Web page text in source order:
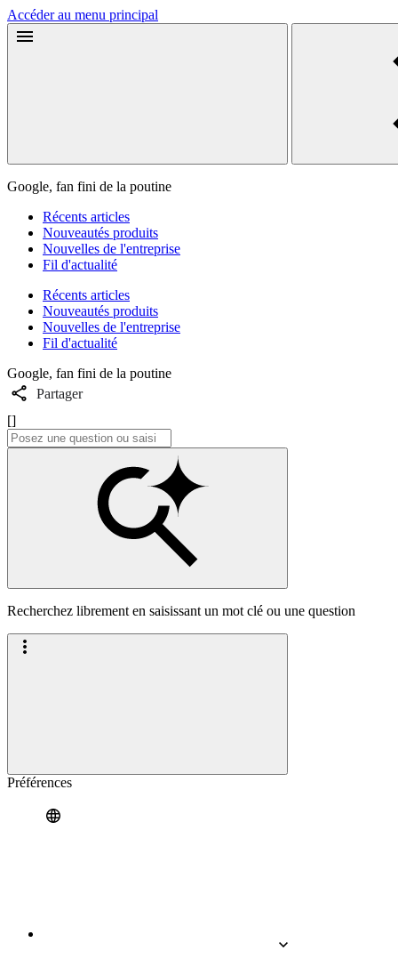
Accéder au menu principal
Google, fan fini de la poutine
Récents articles
Nouveautés produits
Nouvelles de l'entreprise
Fil d'actualité
Récents articles
Nouveautés produits
Nouvelles de l'entreprise
Fil d'actualité
Google, fan fini de la poutine
Partager
[]
Recherchez librement en saisissant un mot clé ou une question
Préférences